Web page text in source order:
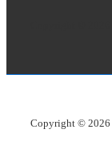
Copyright © 2026